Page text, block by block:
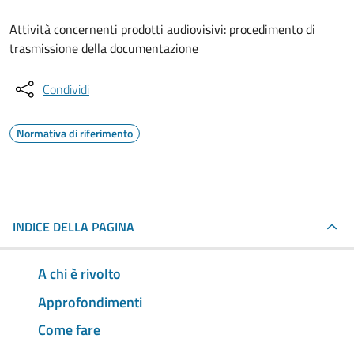
Attività concernenti prodotti audiovisivi: procedimento di
trasmissione della documentazione
Condividi
Normativa di riferimento
INDICE DELLA PAGINA
A chi è rivolto
Approfondimenti
Come fare